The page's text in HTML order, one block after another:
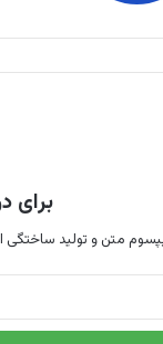
برای
متن و تولید